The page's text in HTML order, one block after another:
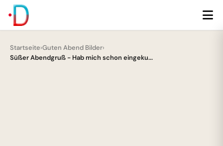
Startseite›Guten Abend Bilder›
Süßer Abendgruß - Hab mich schon eingeku...